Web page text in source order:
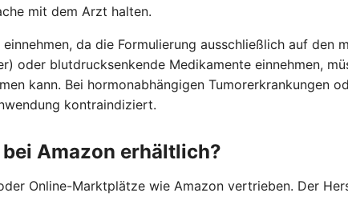
mit dem Arzt halten.
da die Formulierung ausschließlich auf den
oder blutdrucksenkende Medikamente einnehmen,
kann. Bei hormonabhängigen Tumorerkrankungen
kontraindiziert.
Amazon erhältlich?
Online-Marktplätze wie Amazon vertrieben. Der